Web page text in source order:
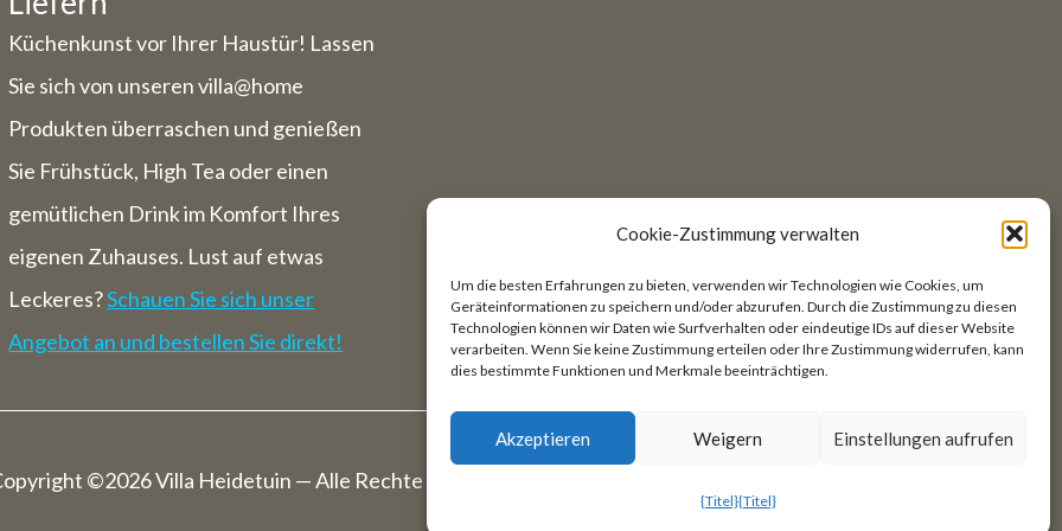
Cookie-Zustimmung verwalten
Um die besten Erfahrungen zu bieten, verwenden wir Technologien wie Cookies, um
Geräteinformationen zu speichern und/oder abzurufen. Durch die Zustimmung zu diesen
Technologien können wir Daten wie Surfverhalten oder eindeutige IDs auf dieser Website
verarbeiten. Wenn Sie keine Zustimmung erteilen oder Ihre Zustimmung widerrufen, kann
dies bestimmte Funktionen und Merkmale beeinträchtigen.
Akzeptieren Weigern Einstellungen aufrufen
{Titel}{Titel}
Küchenkunst vor Ihrer Haustür! Lassen
Sie sich von unseren villa@home
Produkten überraschen und genießen
Sie Frühstück, High Tea oder einen
gemütlichen Drink im Komfort Ihres
eigenen Zuhauses. Lust auf etwas
Leckeres?Schauen Sie sich unser
Angebot an und bestellen Sie direkt!
©2026 Villa Heidetuin — Alle Rechte Vorbehalten